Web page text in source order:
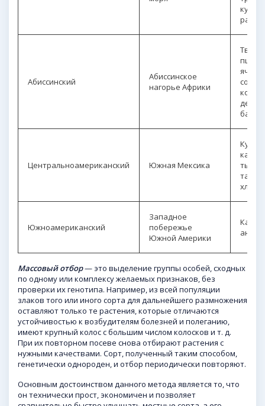
Абиссинский
Абиссинское
нагорье Африки
сорго,
банан
Центральноамериканский Южная Мексика
какао,
тыква,
табак,
Южноамериканский
Западное
побережье
Южной Америки
Массовый отбор— это выделение группы особей, сходных
по одному или комплексу желаемых признаков, без
проверки их генотипа. Например, из всей популяции
злаков того или иного сорта для дальнейшего размножения
оставляют только те растения, которые отличаются
устойчивостью к возбудителям болезней и полеганию,
имеют крупный колос с большим числом колосков и т. д.
При их повторном посеве снова отбирают растения с
нужными качествами. Сорт, полученный таким способом,
генетически однороден, и отбор периодически повторяют.
Основным достоинством данного метода является то, что
он технически прост, экономичен и позволяет